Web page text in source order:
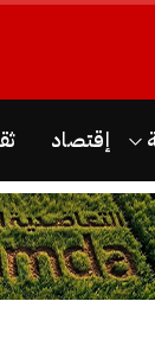
إقتصاد